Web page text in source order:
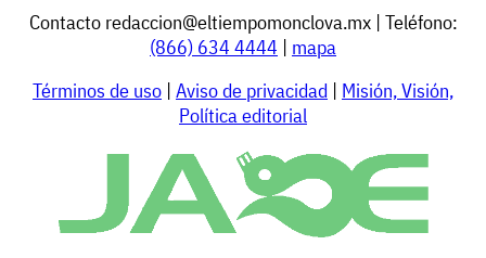
Contacto redaccion@eltiempomonclova.mx| Teléfono:
(866) 634 4444 | mapa
Términos de uso | Aviso de privacidad | Misión, Visión,
Política editorial